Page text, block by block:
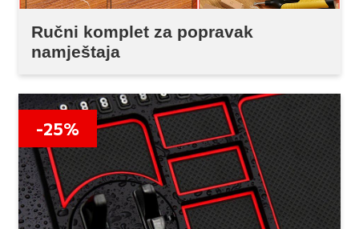
Ručni komplet za popravak
namještaja
-25%